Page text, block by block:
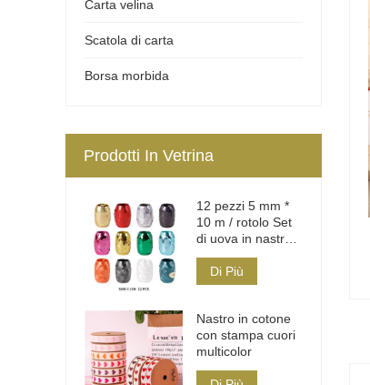
Carta velina
Scatola di carta
Borsa morbida
Prodotti In Vetrina
12 pezzi 5 mm *
10 m / rotolo Set
di uova in nastro
Poly
Di Più
Nastro in cotone
con stampa cuori
multicolor